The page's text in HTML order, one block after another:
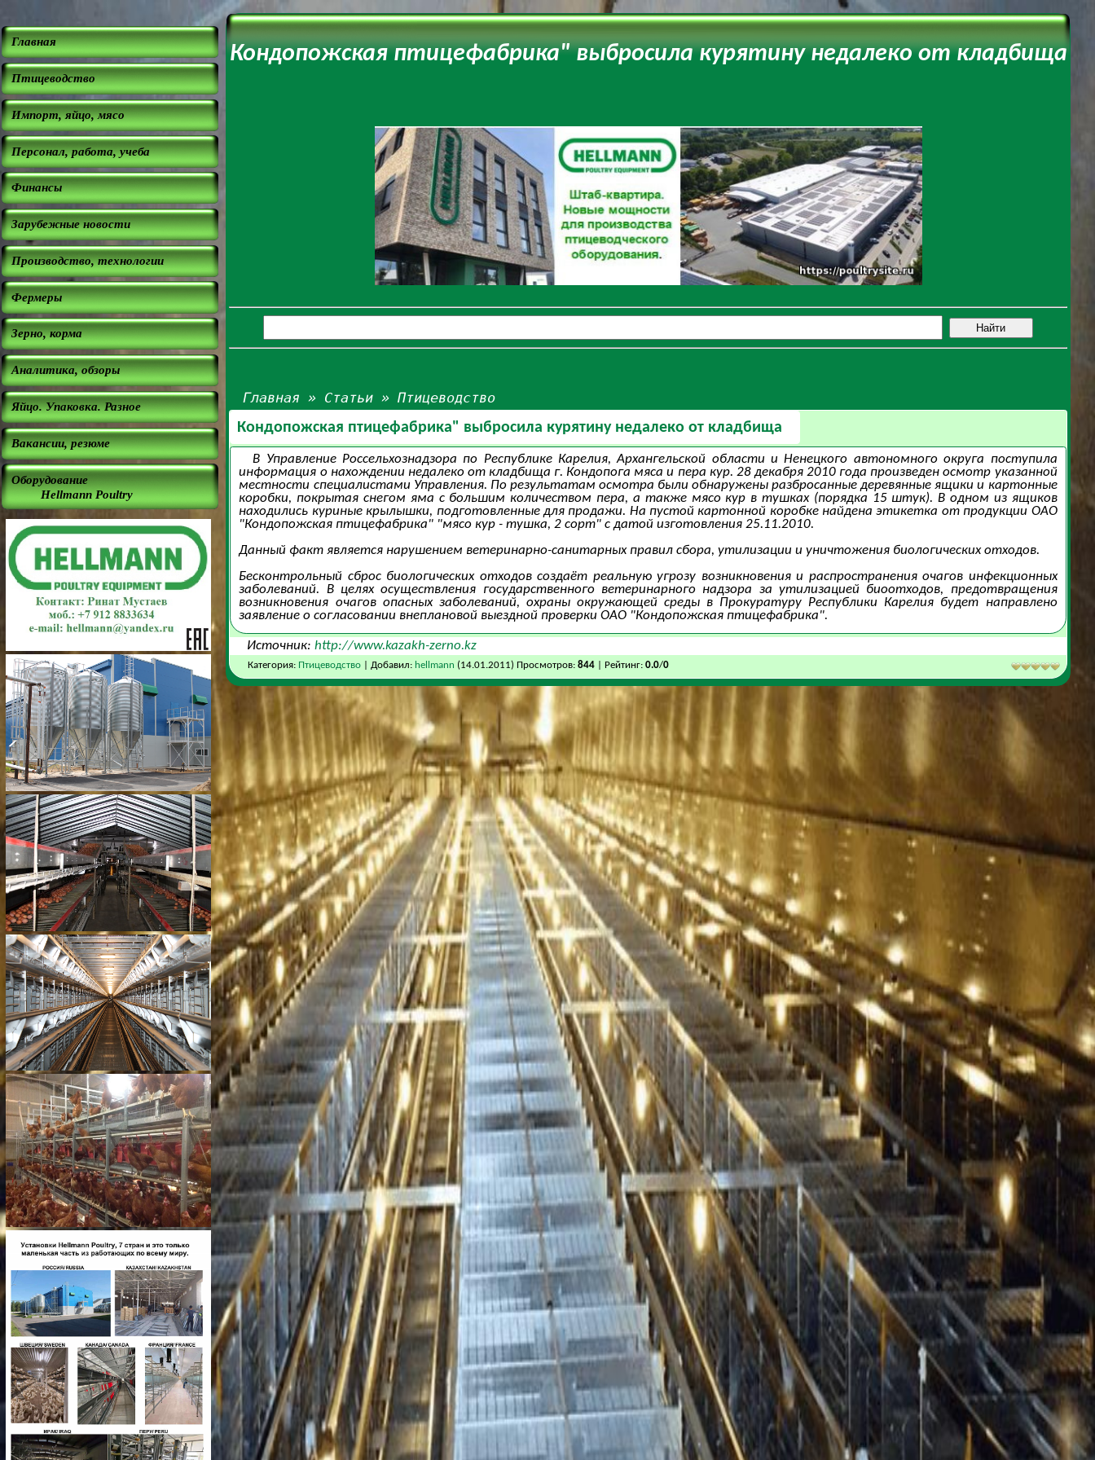
Главная
Птицеводство
Импорт, яйцо, мясо
Персонал, работа, учеба
Финансы
Зарубежные новости
Производство, технологии
Фермеры
Зерно, корма
Аналитика, обзоры
Яйцо. Упаковка. Разное
Вакансии, резюме
Оборудование
Hellmann Poultry
Кондопожская птицефабрика" выбросила курятину недалеко от кладбища
Главная » Статьи »Птицеводство
Кондопожская птицефабрика" выбросила курятину недалеко от кладбища
В Управление Россельхознадзора по Республике Карелия, Архангельской области и Ненецкого автономного округа поступила
информация о нахождении недалеко от кладбища г. Кондопога мяса и пера кур. 28 декабря 2010 года произведен осмотр указанной
местности специалистами Управления. По результатам осмотра были обнаружены разбросанные деревянные ящики и картонные
коробки, покрытая снегом яма с большим количеством пера, а также мясо кур в тушках (порядка 15 штук). В одном из ящиков
находились куриные крылышки, подготовленные для продажи. На пустой картонной коробке найдена этикетка от продукции ОАО
"Кондопожская птицефабрика" "мясо кур - тушка, 2 сорт" с датой изготовления 25.11.2010.
Данный факт является нарушением ветеринарно-санитарных правил сбора, утилизации и уничтожения биологических отходов.
Бесконтрольный сброс биологических отходов создаёт реальную угрозу возникновения и распространения очагов инфекционных
заболеваний. В целях осуществления государственного ветеринарного надзора за утилизацией биоотходов, предотвращения
возникновения очагов опасных заболеваний, охраны окружающей среды в Прокуратуру Республики Карелия будет направлено
заявление о согласовании внеплановой выездной проверки ОАО "Кондопожская птицефабрика".
Источник: http://www.kazakh-zerno.kz
Категория: Птицеводство| Добавил: hellmann (14.01.2011) Просмотров: 844| Рейтинг: 0.0/0